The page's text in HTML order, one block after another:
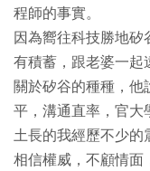
程師的事實。
因為嚮往科技勝地
有積蓄，跟老婆一起
關於矽谷的種種，他
平，溝通直率，官大
土長的我經歷不少的
相信權威，不顧情面